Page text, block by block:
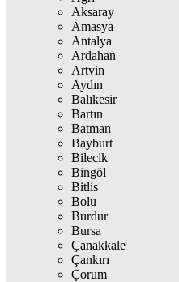
Aksaray
Amasya
Antalya
Ardahan
Artvin
Aydın
Balıkesir
Bartın
Batman
Bayburt
Bilecik
Bingöl
Bitlis
Bolu
Burdur
Bursa
Çanakkale
Çankırı
Çorum